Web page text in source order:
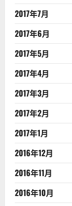
2017年7月
2017年6月
2017年5月
2017年4月
2017年3月
2017年2月
2017年1月
2016年12月
2016年11月
2016年10月